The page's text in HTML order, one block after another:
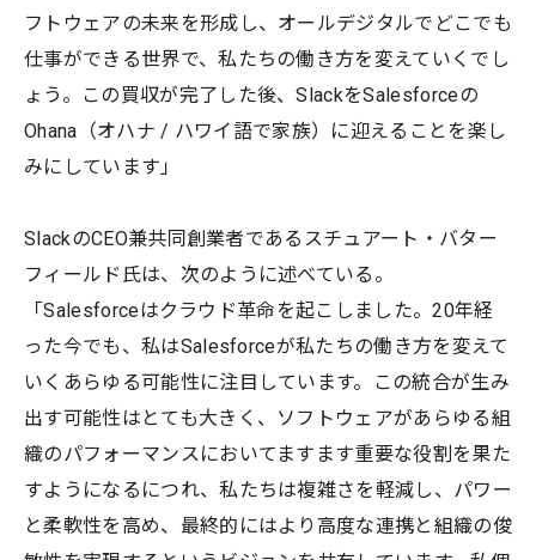
フトウェアの未来を形成し、オールデジタルでどこでも
仕事ができる世界で、私たちの働き方を変えていくでし
ょう。この買収が完了した後、SlackをSalesforceの
Ohana（オハナ / ハワイ語で家族）に迎えることを楽し
みにしています」
SlackのCEO兼共同創業者であるスチュアート・バター
フィールド氏は、次のように述べている。
「Salesforceはクラウド革命を起こしました。20年経
った今でも、私はSalesforceが私たちの働き方を変えて
いくあらゆる可能性に注目しています。この統合が生み
出す可能性はとても大きく、ソフトウェアがあらゆる組
織のパフォーマンスにおいてますます重要な役割を果た
すようになるにつれ、私たちは複雑さを軽減し、パワー
と柔軟性を高め、最終的にはより高度な連携と組織の俊